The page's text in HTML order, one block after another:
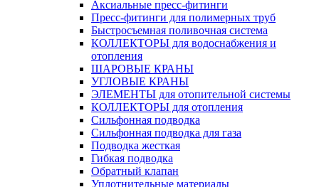
Аксиальные пресс-фитинги
Пресс-фитинги для полимерных труб
Быстросъемная поливочная система
КОЛЛЕКТОРЫ для водоснабжения и
отопления
ШАРОВЫЕ КРАНЫ
УГЛОВЫЕ КРАНЫ
ЭЛЕМЕНТЫ для отопительной системы
КОЛЛЕКТОРЫ для отопления
Сильфонная подводка
Cильфонная подводка для газа
Подводка жесткая
Гибкая подводка
Обратный клапан
Уплотнительные материалы